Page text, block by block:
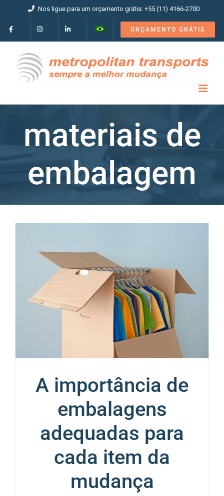
conteúdo
Nos ligue para um orçamento grátis: +55 (11) 4166-2700
ORÇAMENTO GRÁTIS
materiais de
embalagem
A importância de
embalagens
adequadas para
cada item da
mudança